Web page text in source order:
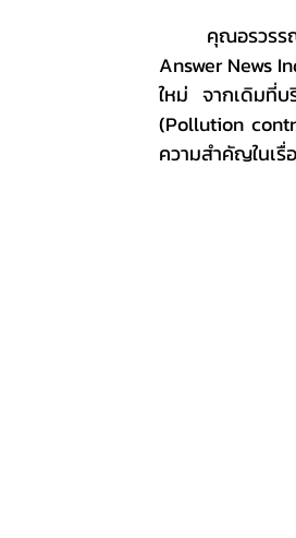
Answer News
ใหม่ จากเดิมที่บ
(Pollution
ความสำคัญในเรื่